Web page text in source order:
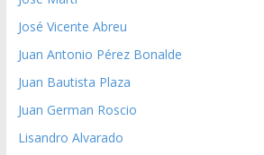
José Vicente Abreu
Juan Antonio Pérez Bonalde
Juan Bautista Plaza
Juan German Roscio
Lisandro Alvarado